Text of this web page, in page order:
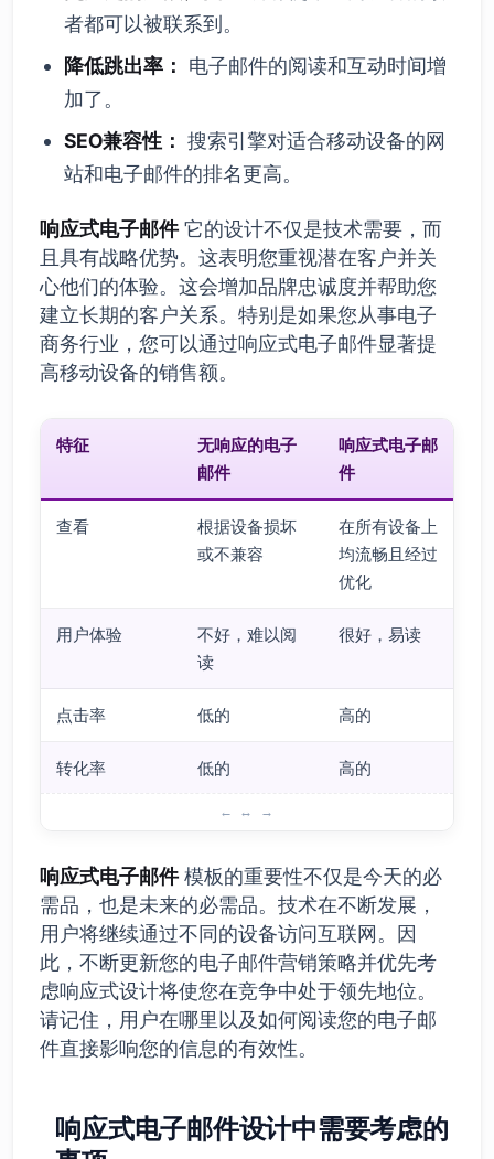
者都可以被联系到。
降低跳出率：
电子邮件的阅读和互动时间增
加了。
SEO兼容性： 搜索引擎对适合移动设备的网
站和电子邮件的排名更高。
响应式电子邮件它的设计不仅是技术需要，而
且具有战略优势。这表明您重视潜在客户并关
心他们的体验。这会增加品牌忠诚度并帮助您
建立长期的客户关系。特别是如果您从事电子
商务行业，您可以通过响应式电子邮件显著提
高移动设备的销售额。
特征
无响应的电子
邮件
响应式电子邮
件
查看
根据设备损坏
或不兼容
在所有设备上
均流畅且经过
优化
用户体验
不好，难以阅
读
很好，易读
点击率 低的 高的
转化率 低的 高的
响应式电子邮件模板的重要性不仅是今天的必
需品，也是未来的必需品。技术在不断发展，
用户将继续通过不同的设备访问互联网。因
此，不断更新您的电子邮件营销策略并优先考
虑响应式设计将使您在竞争中处于领先地位。
请记住，用户在哪里以及如何阅读您的电子邮
件直接影响您的信息的有效性。
响应式电子邮件设计中需要考虑的